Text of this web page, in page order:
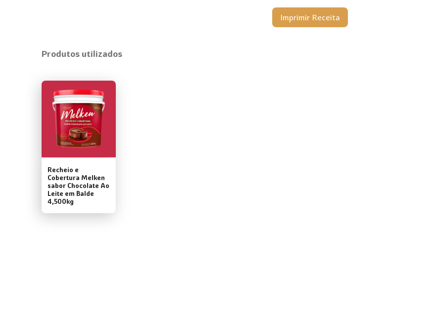
Imprimir Receita
Produtos utilizados
Recheio e
Cobertura Melken
sabor Chocolate Ao
Leite em Balde
4,500kg